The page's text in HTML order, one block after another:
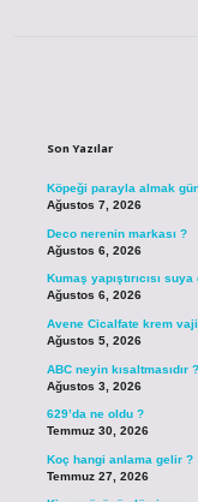
Son Yazılar
Köpeği parayla almak
Ağustos 7, 2026
Deco nerenin markası ?
Ağustos 6, 2026
Kumaş yapıştırıcısı suya
Ağustos 6, 2026
Avene Cicalfate krem
Ağustos 5, 2026
ABC neyin kısaltmasıdır ?
Ağustos 3, 2026
629’da ne oldu ?
Temmuz 30, 2026
Koç hangi anlama gelir ?
Temmuz 27, 2026